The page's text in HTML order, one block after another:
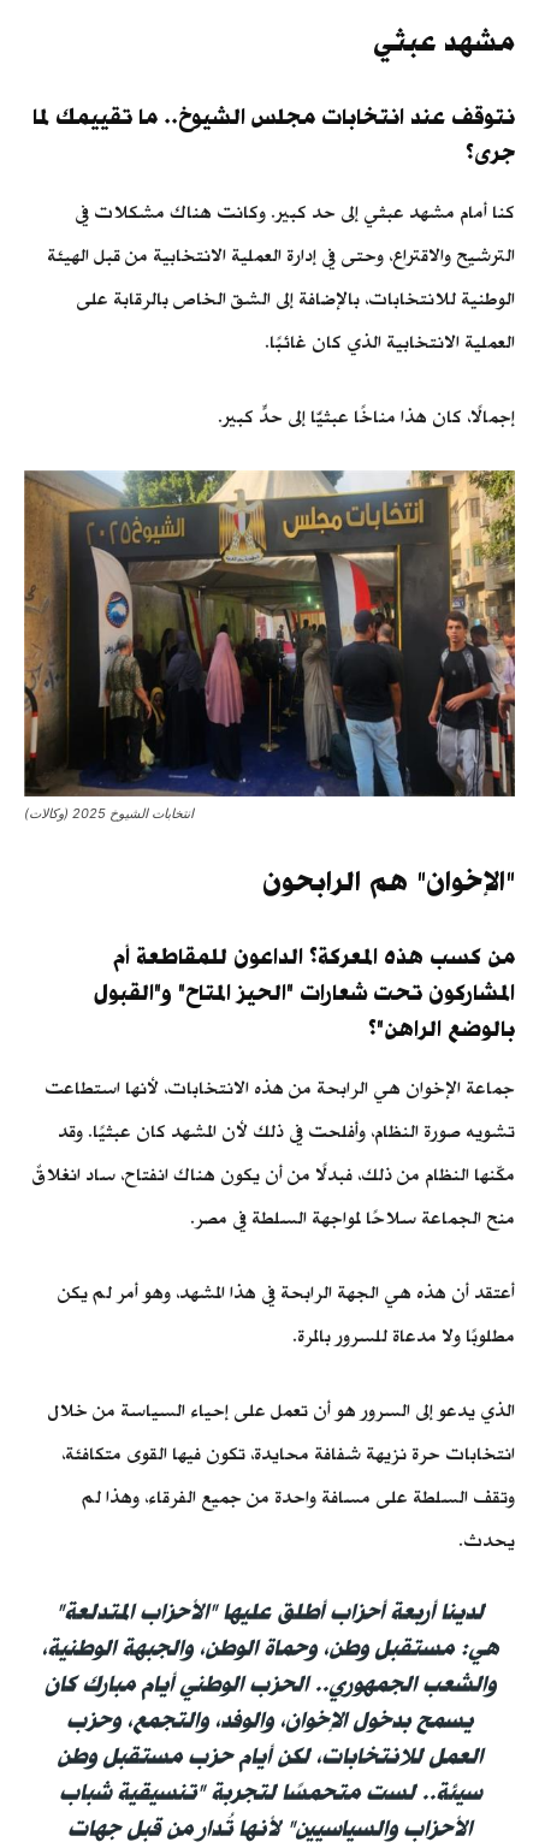
مشهد عبثي
نتوقف عند انتخابات مجلس الشيوخ.. ما تقييمك لما
جرى؟
كنا أمام مشهد عبثي إلى حد كبير. وكانت هناك مشكلات في
الترشيح والاقتراع، وحتى في إدارة العملية الانتخابية من قبل الهيئة
الوطنية للانتخابات، بالإضافة إلى الشق الخاص بالرقابة على
العملية الانتخابية الذي كان غائبًا.
إجمالًا، كان هذا مناخًا عبثيًّا إلى حدٍّ كبير.
انتخابات الشيوخ 2025 (وكالات)
"الإخوان" هم الرابحون
من كسب هذه المعركة؟ الداعون للمقاطعة أم
المشاركون تحت شعارات "الحيز المتاح" و"القبول
بالوضع الراهن"؟
جماعة الإخوان هي الرابحة من هذه الانتخابات، لأنها استطاعت
تشويه صورة النظام، وأفلحت في ذلك لأن المشهد كان عبثيًا. وقد
مكّنها النظام من ذلك، فبدلًا من أن يكون هناك انفتاح، ساد انغلاقٌ
منح الجماعة سلاحًا لمواجهة السلطة في مصر.
أعتقد أن هذه هي الجهة الرابحة في هذا المشهد، وهو أمر لم يكن
مطلوبًا ولا مدعاة للسرور بالمرة.
الذي يدعو إلى السرور هو أن تعمل على إحياء السياسة من خلال
انتخابات حرة نزيهة شفافة محايدة، تكون فيها القوى متكافئة،
وتقف السلطة على مسافة واحدة من جميع الفرقاء، وهذا لم
يحدث.
لدينا أربعة أحزاب أطلق عليها "الأحزاب المتدلعة"
هي: مستقبل وطن، وحماة الوطن، والجبهة الوطنية،
والشعب الجمهوري.. الحزب الوطني أيام مبارك كان
يسمح بدخول الإخوان، والوفد، والتجمع، وحزب
العمل للانتخابات، لكن أيام حزب مستقبل وطن
سيئة.. لست متحمسًا لتجربة "تنسيقية شباب
الأحزاب والسياسيين" لأنها تُدار من قبل جهات